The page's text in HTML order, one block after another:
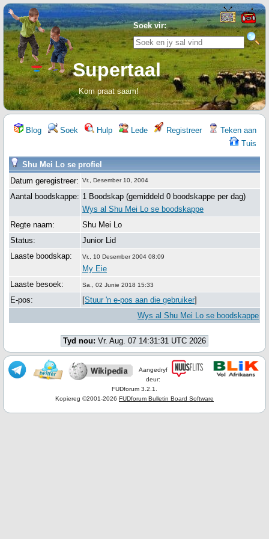
Soek vir:
Supertaal
Kom praat saam!
Blog Soek Hulp Lede Registreer
Teken aan
Tuis
Shu Mei Lo se profiel
Datum geregistreer:
Vr., Desember 10, 2004
Aantal boodskappe: 1 Boodskap (gemiddeld 0 boodskappe per dag)
Wys al Shu Mei Lo se boodskappe
Regte naam:
Shu Mei Lo
Status:
Junior Lid
Laaste boodskap:
Vr., 10 Desember 2004 08:09
My Eie
Laaste besoek:
Sa., 02 Junie 2018 15:33
E-pos: [Stuur 'n e-pos aan die gebruiker]
Wys al Shu Mei Lo se boodskappe
Tyd nou: Vr. Aug. 07 14:31:31 UTC 2026
Aangedryf
deur:
FUDforum 3.2.1.
Kopiereg ©2001-2026 FUDforum Bulletin Board Software